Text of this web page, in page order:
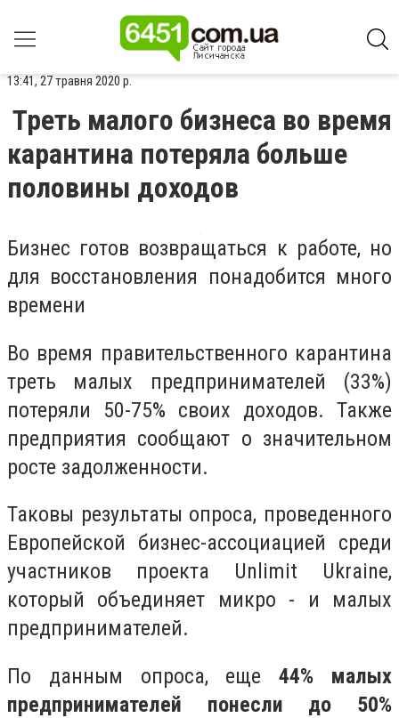
13:41, 27 травня 2020 р.
Треть малого бизнеса во время
карантина потеряла больше
половины доходов
Бизнес готов возвращаться к работе, но
для восстановления понадобится много
времени
Во время правительственного карантина
треть малых предпринимателей (33%)
потеряли 50-75% своих доходов. Также
предприятия сообщают о значительном
росте задолженности.
Таковы результаты опроса, проведенного
Европейской бизнес-ассоциацией среди
участников проекта Unlimit Ukraine,
который объединяет микро - и малых
предпринимателей.
По данным опроса, еще44% малых
предпринимателей понесли до 50%